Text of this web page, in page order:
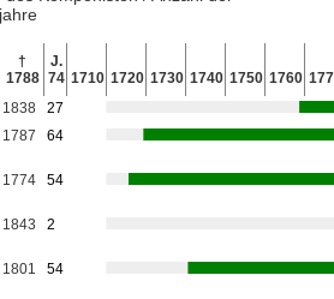
†
1788
J.
74 1710 1720 1730 1740 1750 1760
1838
27
1787 64
1774 54
1843 2
1801 54